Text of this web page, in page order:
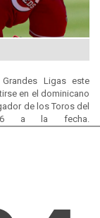
Ligas este
en el dominicano
de los Toros del
a la fecha.